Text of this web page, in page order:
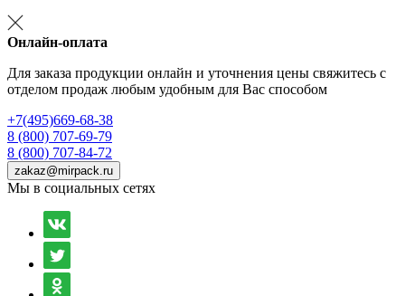
Онлайн-оплата
Для заказа продукции онлайн и уточнения цены свяжитесь с
отделом продаж любым удобным для Вас способом
+7(495)669-68-38
8 (800) 707-69-79
8 (800) 707-84-72
zakaz@mirpack.ru
Мы в социальных сетях